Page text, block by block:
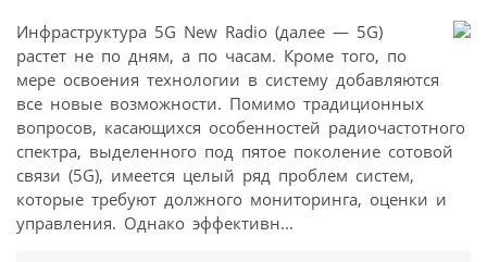
Инфраструктура 5G New Radio (далее — 5G)
растет не по дням, а по часам. Кроме того, по
мере освоения технологии в систему добавляются
все новые возможности. Помимо традиционных
вопросов, касающихся особенностей радиочастотного
спектра, выделенного под пятое поколение сотовой
связи (5G), имеется целый ряд проблем систем,
которые требуют должного мониторинга, оценки и
управления. Однако эффективн...